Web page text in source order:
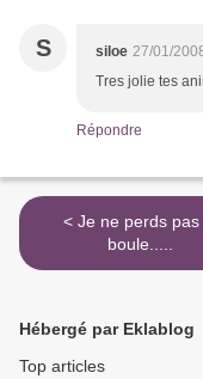
S siloe 27/01/
Tres jolie tes
Répondre
< Je ne perds pas la
boule.....
Hébergé par Eklablog
Top articles